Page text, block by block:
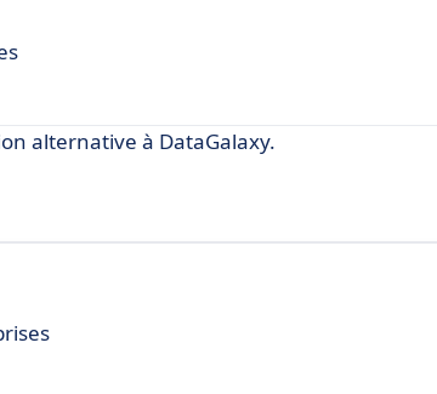
alternative à DataGalaxy.